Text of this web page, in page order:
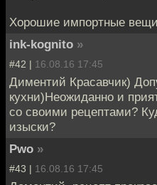
Хорошие импортные
ink-kognito »
#42 | 16.08.16 17:45
Диментий Красавчик)
кухни)Неожиданно и
со своими рецептами?
изыски?
Pwo »
#43 | 16.08.16 17:45